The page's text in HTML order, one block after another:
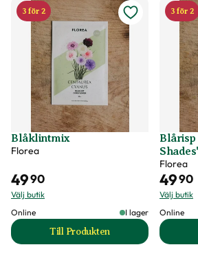
3 för 2
Blåklintmix
Florea
4990
Välj butik
Online
I lager
Till Produkten
till Blåklintmix produktsida
3 för 2
Shades'
Florea
4990
Välj butik
Online